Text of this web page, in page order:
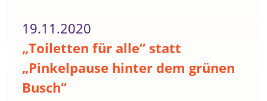
19.11.2020
„Toiletten für alle“ statt
„Pinkelpause hinter dem grünen
Busch“